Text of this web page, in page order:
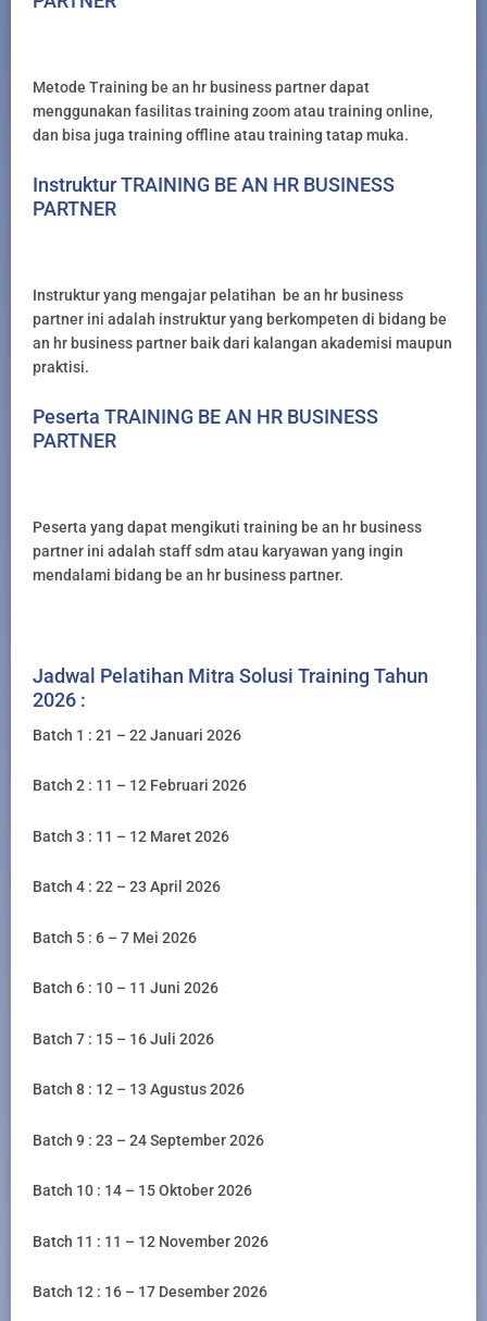
Metode Training be an hr business partner dapat
menggunakan fasilitas training zoom atau training online,
dan bisa juga training offline atau training tatap muka.
Instruktur TRAINING BE AN HR BUSINESS
PARTNER
Instruktur yang mengajar pelatihan be an hr business
partner ini adalah instruktur yang berkompeten di bidang be
an hr business partner baik dari kalangan akademisi maupun
praktisi.
Peserta TRAINING BE AN HR BUSINESS
PARTNER
Peserta yang dapat mengikuti training be an hr business
partner ini adalah staff sdm atau karyawan yang ingin
mendalami bidang be an hr business partner.
Jadwal Pelatihan Mitra Solusi Training Tahun
2026 :
Batch 1 : 21 – 22 Januari 2026
Batch 2 : 11 – 12 Februari 2026
Batch 3 : 11 – 12 Maret 2026
Batch 4 : 22 – 23 April 2026
Batch 5 : 6 – 7 Mei 2026
Batch 6 : 10 – 11 Juni 2026
Batch 7 : 15 – 16 Juli 2026
Batch 8 : 12 – 13 Agustus 2026
Batch 9 : 23 – 24 September 2026
Batch 10 : 14 – 15 Oktober 2026
Batch 11 : 11 – 12 November 2026
Batch 12 : 16 – 17 Desember 2026